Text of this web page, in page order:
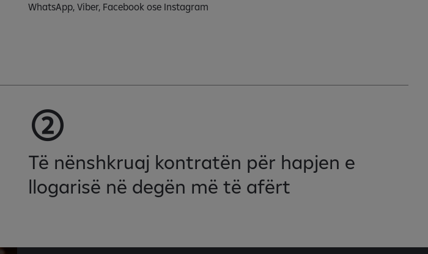
WhatsApp, Viber, Facebook ose Instagram
Të nënshkruaj kontratën për hapjen e
llogarisë në degën më të afërt